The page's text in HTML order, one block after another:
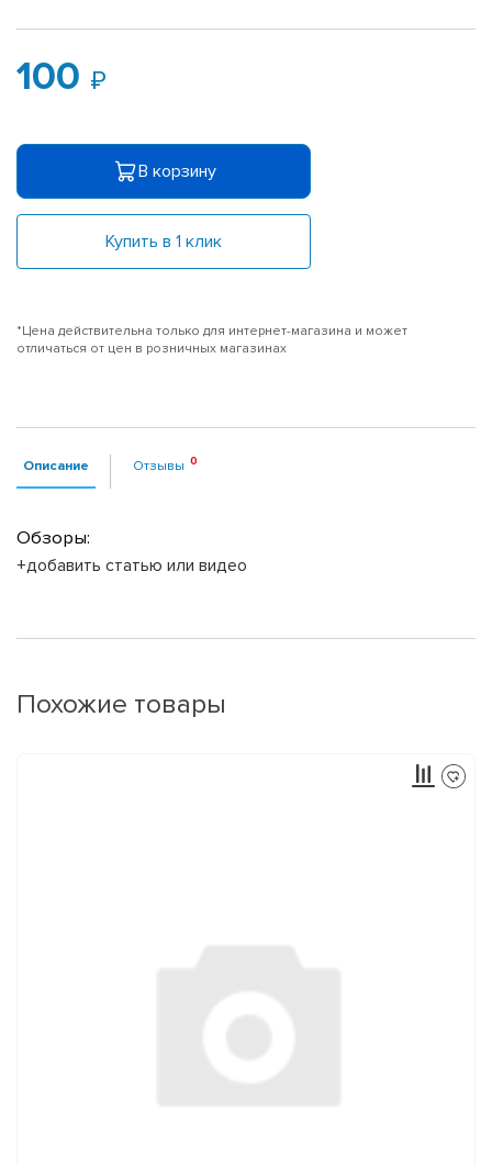
100
В корзину
Купить в 1 клик
*Цена действительна только для интернет-магазина и может
отличаться от цен в розничных магазинах
Описание Отзывы
Обзоры:
+добавить статью или видео
Похожие товары